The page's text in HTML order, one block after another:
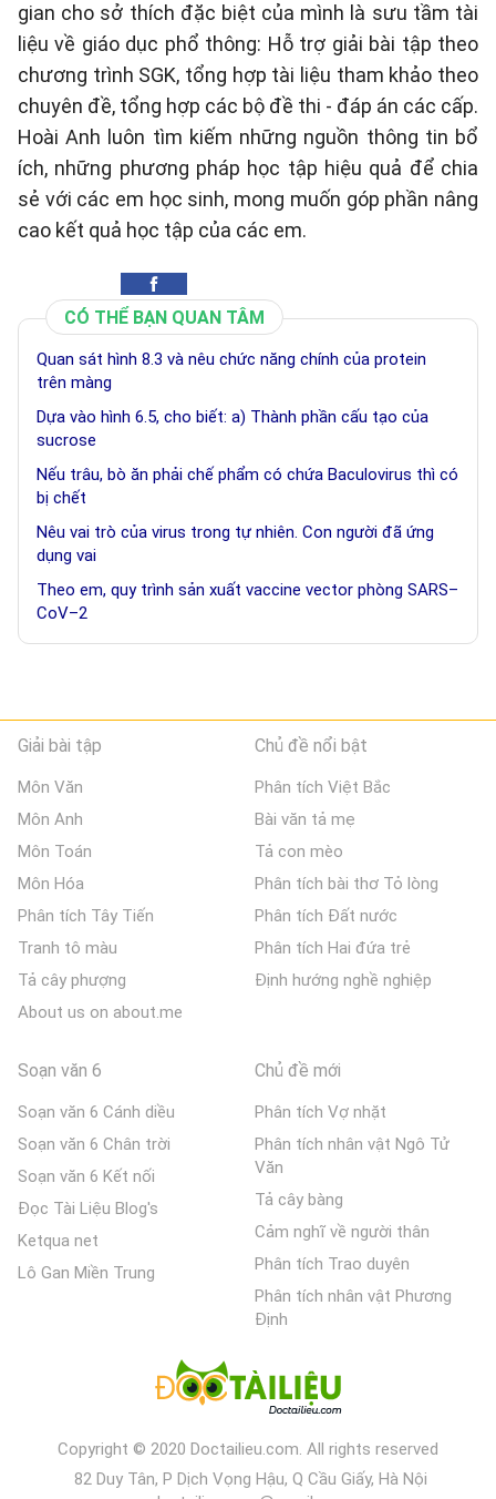
gian cho sở thích đặc biệt của mình là sưu tầm tài
liệu về giáo dục phổ thông: Hỗ trợ giải bài tập theo
chương trình SGK, tổng hợp tài liệu tham khảo theo
chuyên đề, tổng hợp các bộ đề thi - đáp án các cấp.
Hoài Anh luôn tìm kiếm những nguồn thông tin bổ
ích, những phương pháp học tập hiệu quả để chia
sẻ với các em học sinh, mong muốn góp phần nâng
cao kết quả học tập của các em.
CÓ THỂ BẠN QUAN TÂM
Quan sát hình 8.3 và nêu chức năng chính của protein
trên màng
Dựa vào hình 6.5, cho biết: a) Thành phần cấu tạo của
sucrose
Nếu trâu, bò ăn phải chế phẩm có chứa Baculovirus thì có
bị chết
Nêu vai trò của virus trong tự nhiên. Con người đã ứng
dụng vai
Theo em, quy trình sản xuất vaccine vector phòng SARS–
CoV–2
Giải bài tập
Môn Văn
Môn Anh
Môn Toán
Môn Hóa
Phân tích Tây Tiến
Tranh tô màu
Tả cây phượng
About us on about.me
Chủ đề nổi bật
Phân tích Việt Bắc
Bài văn tả mẹ
Tả con mèo
Phân tích bài thơ Tỏ lòng
Phân tích Đất nước
Phân tích Hai đứa trẻ
Định hướng nghề nghiệp
Soạn văn 6
Soạn văn 6 Cánh diều
Soạn văn 6 Chân trời
Soạn văn 6 Kết nối
Đọc Tài Liệu Blog's
Ketqua net
Lô Gan Miền Trung
Chủ đề mới
Phân tích Vợ nhặt
Phân tích nhân vật Ngô Tử
Văn
Tả cây bàng
Cảm nghĩ về người thân
Phân tích Trao duyên
Phân tích nhân vật Phương
Định
Copyright © 2020 Doctailieu.com. All rights reserved
82 Duy Tân, P Dịch Vọng Hậu, Q Cầu Giấy, Hà Nội